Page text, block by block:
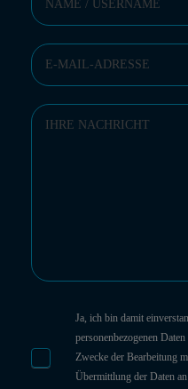
Ja, ich bin damit
personenbezogenen
Zwecke der Bearbeitung
Übermittlung der Daten